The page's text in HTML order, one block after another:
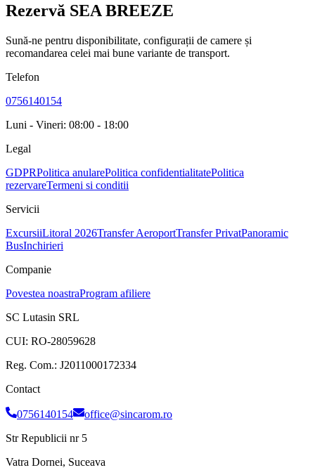
Rezervă SEA BREEZE
Sună-ne pentru disponibilitate, configurații de camere și
recomandarea celei mai bune variante de transport.
Telefon
0756140154
Luni - Vineri: 08:00 - 18:00
Legal
GDPRPolitica anularePolitica confidentialitatePolitica
rezervareTermeni si conditii
Servicii
ExcursiiLitoral 2026Transfer AeroportTransfer PrivatPanoramic
BusInchirieri
Companie
Povestea noastraProgram afiliere
SC Lutasin SRL
CUI: RO-28059628
Reg. Com.: J2011000172334
Contact
0756140154
office@sincarom.ro
Str Republicii nr 5
Vatra Dornei, Suceava